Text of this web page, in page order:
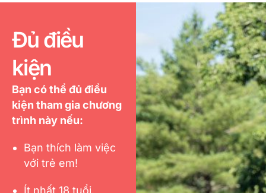
Đủ điều
kiện
Bạn có thể đủ điều
kiện tham gia chương
trình này nếu:
Bạn thích làm việc
với trẻ em!